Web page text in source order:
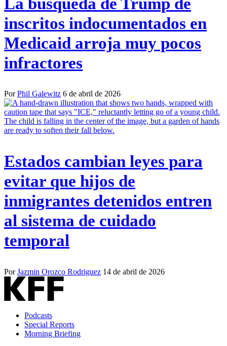
inscritos indocumentados en
Medicaid arroja muy pocos
infractores
PorPhil Galewitz 6 de abril de 2026
Estados cambian leyes para
evitar que hijos de
inmigrantes detenidos entren
al sistema de cuidado
temporal
PorJazmin Orozco Rodriguez 14 de abril de 2026
Podcasts
Special Reports
Morning Briefing